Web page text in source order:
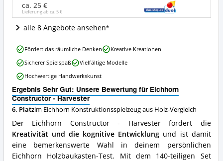
dieses
Eichhorn
Konstruktionsspielzeug
Holz
erhältlich?
ca. 25 €
Lieferung ab ca.5 €
alle 8 Angebote ansehen
Ergebnis Sehr Gut: Unsere Bewertung für Eichhorn
Constructor - Harvester
6. Platzim Eichhorn Konstruktionsspielzeug aus Holz-Vergleich
Der Eichhorn Constructor - Harvester fördert die
Kreativität und die kognitive Entwicklung und ist damit
eine bemerkenswerte Wahl in deinem persönlichen
Eichhorn Holzbaukasten-Test. Mit dem 140-teiligen Set
Eichhorn
Constructor
Harvester
Vorteile:
Was
spricht
für
dieses
Eichhorn
Konstruktionsspielzeug
aus
Holz?
Fördert das räumliche Denken
Kreative Kreationen
Sicherer Spielspaß
Vielfältige Modelle
Hochwertige Handwerkskunst